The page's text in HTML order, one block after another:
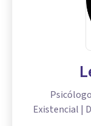
Existencial |